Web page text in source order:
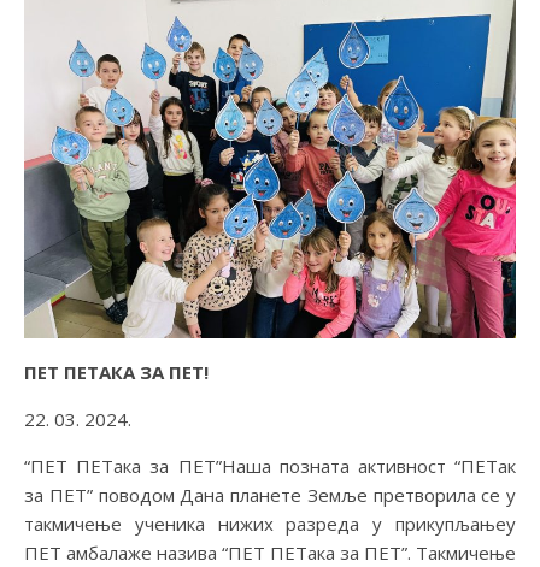
ПЕТ ПЕТАКА ЗА ПЕТ!
22. 03. 2024.
“ПЕТ ПЕТака за ПЕТ”Наша позната активност “ПЕТак
за ПЕТ” поводом Дана планете Земље претворила се у
такмичење ученика нижих разреда у прикупљањеу
ПЕТ амбалаже назива “ПЕТ ПЕТака за ПЕТ”. Такмичење